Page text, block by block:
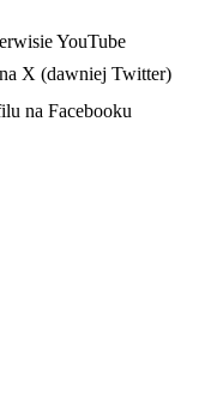
YouTube
X (dawniej Twitter)
na Facebooku